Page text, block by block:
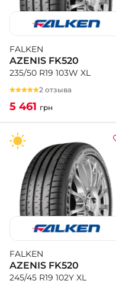
FALKEN
AZENIS FK520
235/50 R19 103W XL
2 отзыва
5 461 грн
FALKEN
AZENIS FK520
245/45 R19 102Y XL